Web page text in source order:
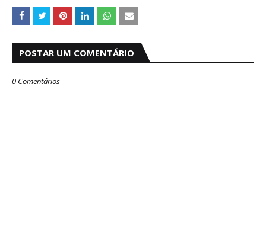
POSTAR UM COMENTÁRIO
0 Comentários